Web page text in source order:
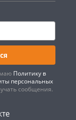
Политику в
персональных
сообщения.